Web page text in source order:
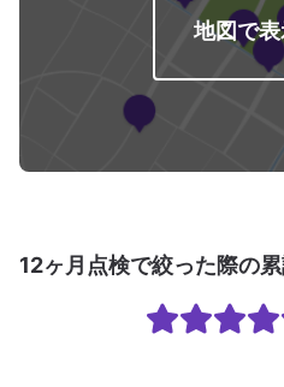
地図で
12ヶ月点検で絞った際の